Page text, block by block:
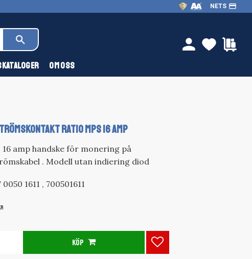
NETS payment
person
OM OSS
RATIO MPS 16 AMP
16 amp handske för monering på
. Modell utan indiering diod
1611 , 700501611
KÖP Lägg till i favoriter